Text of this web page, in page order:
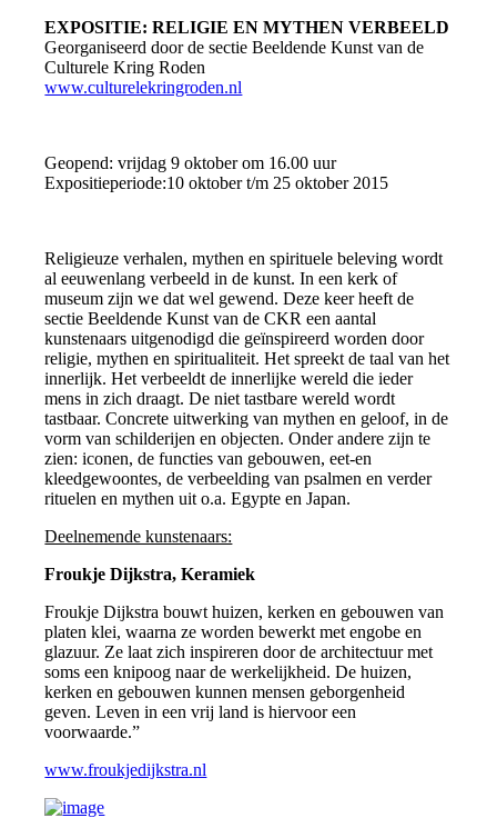
EXPOSITIE: RELIGIE EN MYTHEN VERBEELD
Georganiseerd door de sectie Beeldende Kunst van de
Culturele Kring Roden
www.culturelekringroden.nl
Geopend: vrijdag 9 oktober om 16.00 uur
Expositieperiode:10 oktober t/m 25 oktober 2015
Religieuze verhalen, mythen en spirituele beleving wordt
al eeuwenlang verbeeld in de kunst.In een kerk of
museum zijn we dat wel gewend. Deze keer heeft de
sectie Beeldende Kunst van de CKR een aantal
kunstenaars uitgenodigd die geïnspireerd worden door
religie, mythen en spiritualiteit. Het spreekt de taal van het
innerlijk. Het verbeeldt de innerlijke wereld die ieder
mens in zich draagt. De niet tastbare wereld wordt
tastbaar. Concrete uitwerking van mythen en geloof, in de
vorm van schilderijen en objecten. Onder andere zijn te
zien: iconen, de functies van gebouwen, eet-en
kleedgewoontes, de verbeelding van psalmen en verder
rituelen en mythen uit o.a. Egypte en Japan.
Deelnemende kunstenaars:
Froukje Dijkstra, Keramiek
Froukje Dijkstra bouwt huizen, kerken en gebouwen van
platen klei, waarna ze worden bewerkt met engobe en
glazuur. Ze laat zich inspireren door de architectuur met
soms een knipoog naar de werkelijkheid. De huizen,
kerken en gebouwen kunnen mensen geborgenheid
geven. Leven in een vrij land is hiervoor een
voorwaarde.”
www.froukjedijkstra.nl